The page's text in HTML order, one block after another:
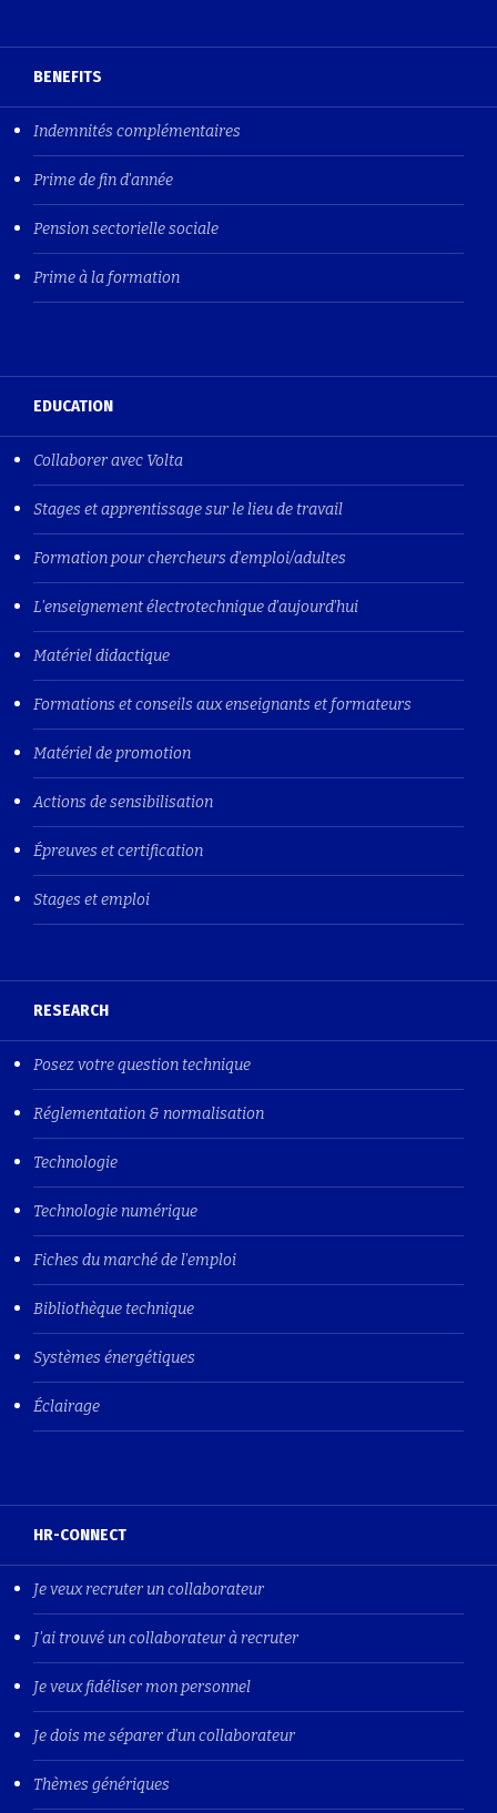
BENEFITS
Indemnités complémentaires
Prime de fin d'année
Pension sectorielle sociale
Prime à la formation
EDUCATION
Collaborer avec Volta
Stages et apprentissage sur le lieu de travail
Formation pour chercheurs d'emploi/adultes
L'enseignement électrotechnique d'aujourd'hui
Matériel didactique
Formations et conseils aux enseignants et formateurs
Matériel de promotion
Actions de sensibilisation
Épreuves et certification
Stages et emploi
RESEARCH
Posez votre question technique
Réglementation & normalisation
Technologie
Technologie numérique
Fiches du marché de l'emploi
Bibliothèque technique
Systèmes énergétiques
Éclairage
HR-CONNECT
Je veux recruter un collaborateur
J'ai trouvé un collaborateur à recruter
Je veux fidéliser mon personnel
Je dois me séparer d'un collaborateur
Thèmes génériques